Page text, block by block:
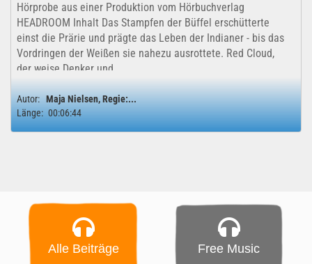
Hörprobe aus einer Produktion vom Hörbuchverlag
HEADROOM Inhalt Das Stampfen der Büffel erschütterte
einst die Prärie und prägte das Leben der Indianer - bis das
Vordringen der Weißen sie nahezu ausrottete. Red Cloud,
der weise Denker und...
Autor: Maja Nielsen, Regie:...
Länge: 00:06:44
Alle Beiträge Free Music